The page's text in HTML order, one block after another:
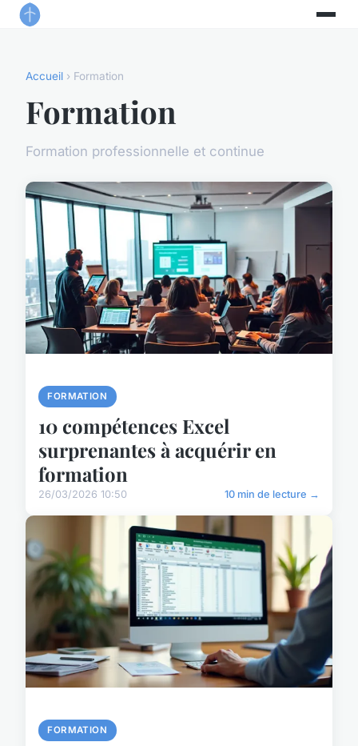
Accueil › Formation
Formation
Formation professionnelle et continue
FORMATION
10 compétences Excel
surprenantes à acquérir en
formation
26/03/2026 10:50 10 min de lecture →
FORMATION